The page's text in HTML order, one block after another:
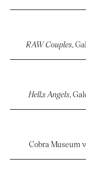
RAW Couples,
Hell‚s Angels,
Cobra Museum